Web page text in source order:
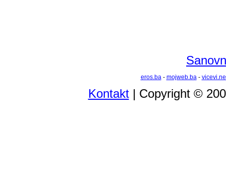
eros.ba- mojweb.ba-
Kontakt| Copyright ©